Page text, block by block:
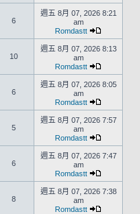
6
週五 8月 07, 2026 8:21
am
Romdastt
10
週五 8月 07, 2026 8:13
am
Romdastt
6
週五 8月 07, 2026 8:05
am
Romdastt
5
週五 8月 07, 2026 7:57
am
Romdastt
6
週五 8月 07, 2026 7:47
am
Romdastt
8
週五 8月 07, 2026 7:38
am
Romdastt